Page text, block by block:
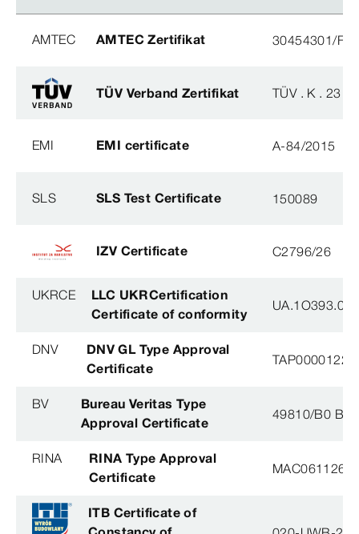
AMTEC AMTEC Zertifikat 30454301/
TÜV Verband Zertifikat TÜV . K . 23 -
EMI EMI certificate A-84/2015
SLS SLS Test Certificate 150089
IZV Certificate C2796/26
UKRCE
LLC UKRCertification
Certificate of conformity
DNV
DNV GL Type Approval
Certificate
TAP0000122,
BV
Bureau Veritas Type
Approval Certificate
49810/B0 BV
RINA
RINA Type Approval
Certificate
ITB Certificate of